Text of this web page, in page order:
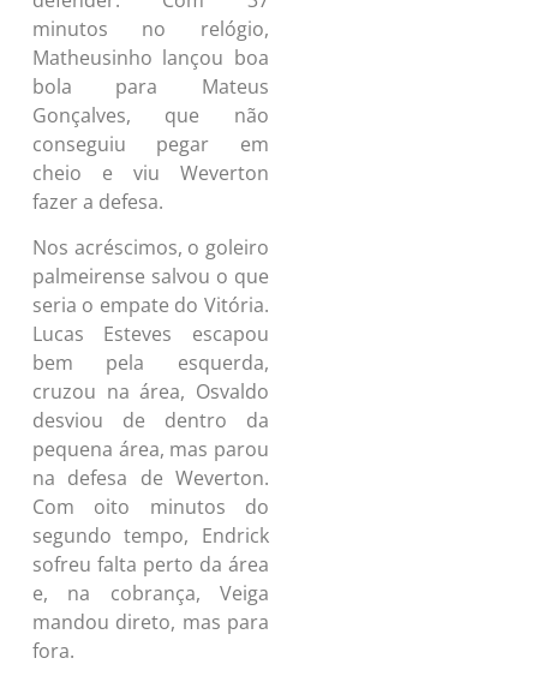
minutos no relógio,
Matheusinho lançou boa
bola para Mateus
Gonçalves, que não
conseguiu pegar em
cheio e viu Weverton
fazer a defesa.
Nos acréscimos, o goleiro
palmeirense salvou o que
seria o empate do Vitória.
Lucas Esteves escapou
bem pela esquerda,
cruzou na área, Osvaldo
desviou de dentro da
pequena área, mas parou
na defesa de Weverton.
Com oito minutos do
segundo tempo, Endrick
sofreu falta perto da área
e, na cobrança, Veiga
mandou direto, mas para
fora.